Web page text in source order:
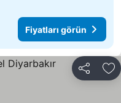
Fiyatları görün
Paylaş